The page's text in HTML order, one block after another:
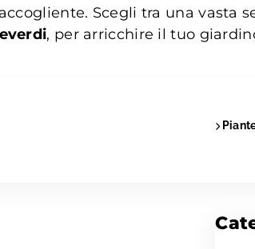
Scegli tra una vasta
, per arricchire il tuo